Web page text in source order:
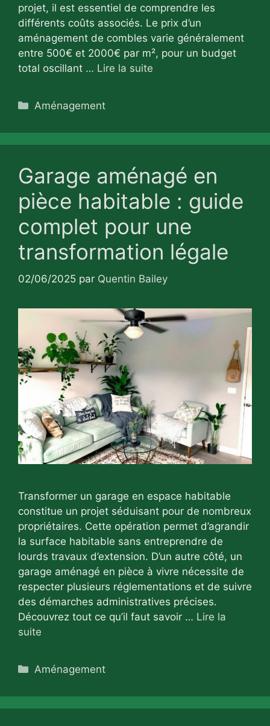
projet, il est essentiel de comprendre les
différents coûts associés. Le prix d’un
aménagement de combles varie généralement
entre 500€ et 2000€ par m², pour un budget
total oscillant … Lire la suite
Catégories
Aménagement
Garage aménagé en
pièce habitable : guide
complet pour une
transformation légale
02/06/2025 par Quentin Bailey
Transformer un garage en espace habitable
constitue un projet séduisant pour de nombreux
propriétaires. Cette opération permet d’agrandir
la surface habitable sans entreprendre de
lourds travaux d’extension. D’un autre côté, un
garage aménagé en pièce à vivre nécessite de
respecter plusieurs réglementations et de suivre
des démarches administratives précises.
Découvrez tout ce qu’il faut savoir … Lire la
suite
Catégories
Aménagement